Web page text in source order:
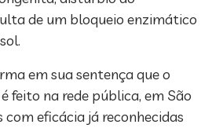
de um bloqueio enzimático
em sua sentença que o
feito na rede pública, em São
eficácia já reconhecidas